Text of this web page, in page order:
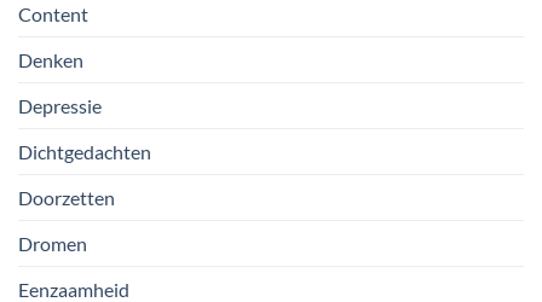
Content
Denken
Depressie
Dichtgedachten
Doorzetten
Dromen
Eenzaamheid